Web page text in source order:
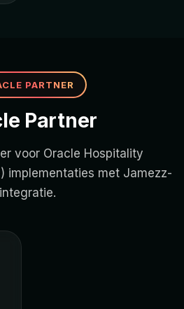
PARTNER
Partner
voor Oracle Hospitality
implementaties met Jamezz-
integratie.